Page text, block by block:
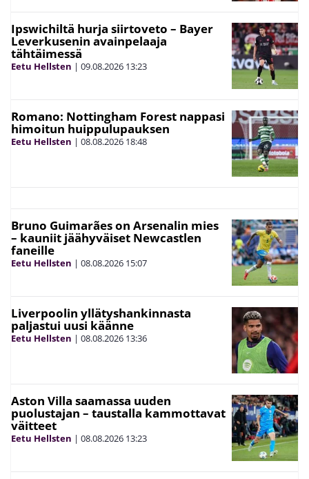
Ipswichiltä hurja siirtoveto – Bayer
Leverkusenin avainpelaaja
tähtäimessä
Eetu Hellsten | 09.08.2026 13:23
Romano: Nottingham Forest nappasi
himoitun huippulupauksen
Eetu Hellsten | 08.08.2026 18:48
Bruno Guimarães on Arsenalin mies
– kauniit jäähyväiset Newcastlen
faneille
Eetu Hellsten | 08.08.2026 15:07
Liverpoolin yllätyshankinnasta
paljastui uusi käänne
Eetu Hellsten | 08.08.2026 13:36
Aston Villa saamassa uuden
puolustajan – taustalla kammottavat
väitteet
Eetu Hellsten | 08.08.2026 13:23